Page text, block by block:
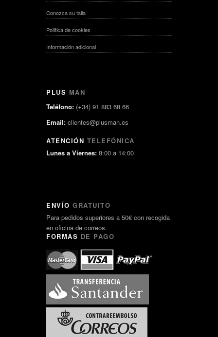
Conozca su talla
Política de cookies
Información adicional
PLUS MAN
Teléfono: (+34) 91 883 68 66
Email: clientes@plusman.es
ATENCIÓN TELEFÓNICA
Lunes a Viernes: 8:00 a 14:00
ENVÍO GRATUITO
Para pedidos superiores a 50€ con recogida
en oficina de correos.
FORMAS DE PAGO